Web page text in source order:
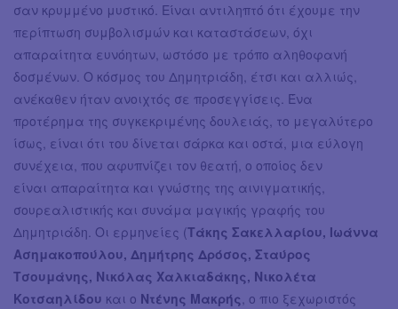
σαν κρυμμένο μυστικό. Είναι αντιληπτό ότι έχουμε την
περίπτωση συμβολισμών και καταστάσεων, όχι
απαραίτητα ευνόητων, ωστόσο με τρόπο αληθοφανή
δοσμένων. Ο κόσμος του Δημητριάδη, έτσι και αλλιώς,
ανέκαθεν ήταν ανοιχτός σε προσεγγίσεις. Ένα
προτέρημα της συγκεκριμένης δουλειάς, το μεγαλύτερο
ίσως, είναι ότι του δίνεται σάρκα και οστά, μια εύλογη
συνέχεια, που αφυπνίζει τον θεατή, ο οποίος δεν
είναι απαραίτητα και γνώστης της αινιγματικής,
σουρεαλιστικής και συνάμα μαγικής γραφής του
Δημητριάδη. Οι ερμηνείες (Τάκης Σακελλαρίου, Ιωάννα
Ασημακοπούλου, Δημήτρης Δρόσος, Σταύρος
Τσουμάνης, Νικόλας Χαλκιαδάκης, Νικολέτα
Κοτσαηλίδου και ο Ντένης Μακρής, ο πιο ξεχωριστός